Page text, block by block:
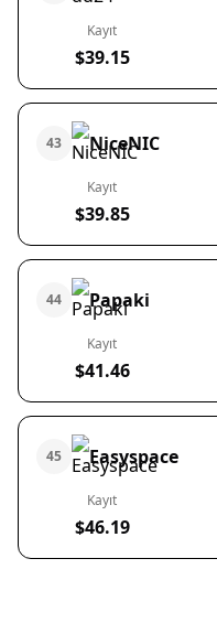
Kayıt
$39.15
43 NiceNIC
Kayıt
$39.85
44 Papaki
Kayıt
$41.46
45 Easyspace
Kayıt
$46.19